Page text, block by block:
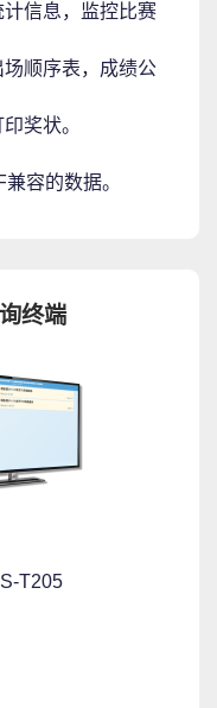
信息，监控比赛
顺序表，成绩公
奖状。
容的数据。
终端
T205